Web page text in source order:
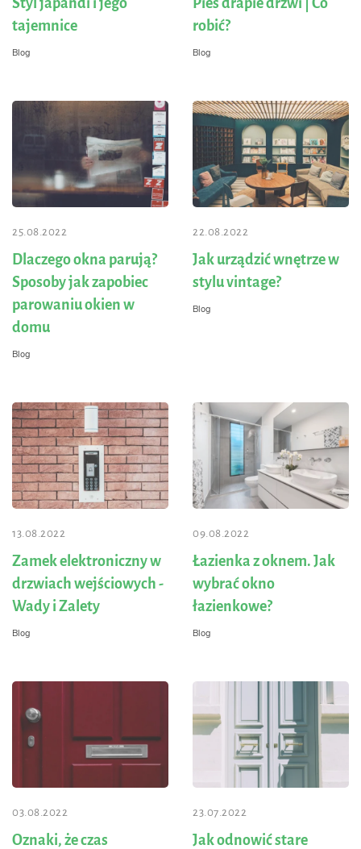
Styl japandi i jego
tajemnice
Blog
Pies drapie drzwi | Co
robić?
Blog
25.08.2022
Dlaczego okna parują?
Sposoby jak zapobiec
parowaniu okien w
domu
Blog
22.08.2022
Jak urządzić wnętrze w
stylu vintage?
Blog
13.08.2022
Zamek elektroniczny w
drzwiach wejściowych -
Wady i Zalety
Blog
09.08.2022
Łazienka z oknem. Jak
wybrać okno
łazienkowe?
Blog
03.08.2022
Oznaki, że czas
23.07.2022
Jak odnowić stare